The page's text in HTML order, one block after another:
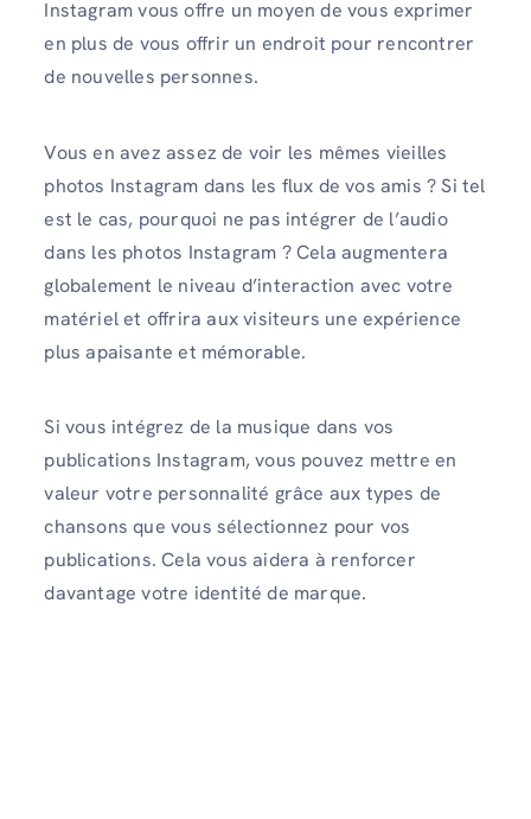
Instagram vous offre un moyen de vous exprimer
en plus de vous offrir un endroit pour rencontrer
de nouvelles personnes.
Vous en avez assez de voir les mêmes vieilles
photos Instagram dans les flux de vos amis ? Si tel
est le cas, pourquoi ne pas intégrer de l’audio
dans les photos Instagram ? Cela augmentera
globalement le niveau d’interaction avec votre
matériel et offrira aux visiteurs une expérience
plus apaisante et mémorable.
Si vous intégrez de la musique dans vos
publications Instagram, vous pouvez mettre en
valeur votre personnalité grâce aux types de
chansons que vous sélectionnez pour vos
publications. Cela vous aidera à renforcer
davantage votre identité de marque.